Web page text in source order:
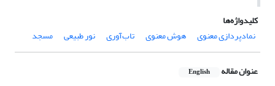
کلیدواژه‌ها
نمادپردازی معنوی
هوش معنوی تاب‌‌آوری نور طبیعی مسجد
عنوان مقاله English